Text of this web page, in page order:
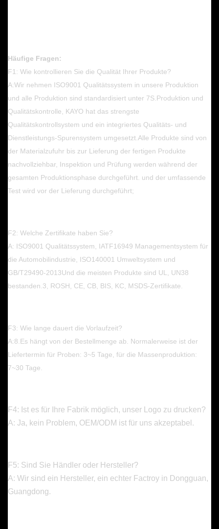
Häufige Fragen:
F1: Wie kontrollieren Sie die Qualität Ihrer Produkte?
A:Wir nehmen ISO9001 Qualitätssystem in unsere Produktion
und alle Produktion sind standardisiert unter 7S.Produktion und
Qualitätskontrolle, KAYO hat das strengste
Qualitätskontrollsystem und ein integriertes Qualitäts- und
Dienstleistungs-Spurensystem umgesetzt.Alle Produkte sind von
der Materialzufuhr bis zur Lieferung der fertigen Produkte
nachvollziehbar, Inspektion und Prüfung werden während der
gesamten Produktionsphase durchgeführt. und der umfassende
Test wird vor der Lieferung durchgeführt;
F2: Welche Zertifikate haben Sie?
A: ISO9001 Qualitätssystem, IATF16949 Managementsystem für
die Automobilindustrie, ISO140001 Umweltsystem und
GB/T29490-2013Und die meisten Produkte sind UL, UN38
bestanden.3, ROSH, CE, CB, BIS, KC, MSDS-Zertifikate.
F3: Wie lange dauert die Vorlaufzeit?
A:8.Es hängt von der Bestellmenge ab. Normalerweise ist der
Liefertermin für Proben: 3~5 Tage, für die Massenproduktion:
7~30 Tage.
F4: Ist es für Ihre Fabrik möglich, unser Logo zu drucken?
A: Ja, kein Problem, OEM/ODM ist für uns akzeptabel.
F5: Sind Sie Händler oder Hersteller?
A: Wir sind ein Hersteller, ein echter Factroy in Dongguan,
Guangdong.